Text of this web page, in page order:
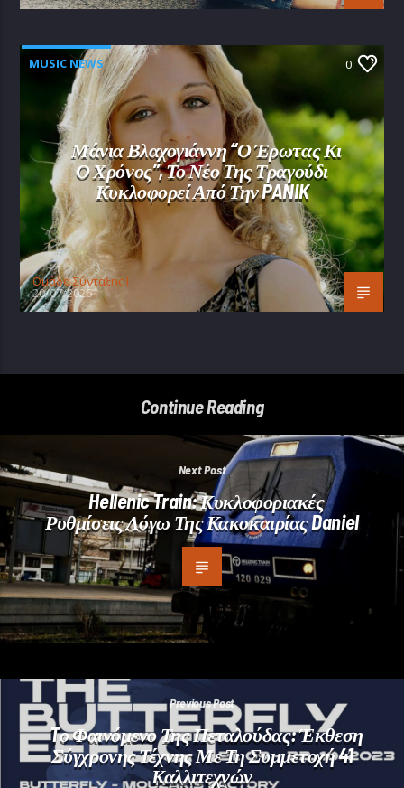
MUSIC NEWS 0
Μάνια Βλαχογιάννη “Ο Έρωτας Κι
Ο Χρόνος”, Το Νέο Της Τραγούδι
Κυκλοφορεί Από Την PANIK
Oμάδα Σύνταξης Ι
20/07/2026
Continue Reading
Next Post
Hellenic Train: Κυκλοφοριακές
Ρυθμίσεις Λόγω Της Κακοκαιρίας Daniel
Previous Post
Tο Φαινόμενο Της Πεταλούδας: Έκθεση
Σύγχρονης Τέχνης Με Τη Συμμετοχή 41
Καλλιτεχνών